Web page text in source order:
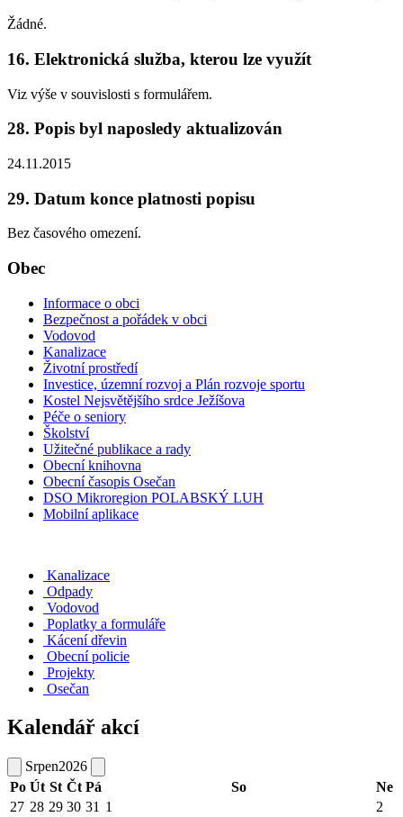
Žádné.
16. Elektronická služba, kterou lze využít
Viz výše v souvislosti s formulářem.
28. Popis byl naposledy aktualizován
24.11.2015
29. Datum konce platnosti popisu
Bez časového omezení.
Obec
Informace o obci
Bezpečnost a pořádek v obci
Vodovod
Kanalizace
Životní prostředí
Investice, územní rozvoj a Plán rozvoje sportu
Kostel Nejsvětějšího srdce Ježíšova
Péče o seniory
Školství
Užitečné publikace a rady
Obecní knihovna
Obecní časopis Osečan
DSO Mikroregion POLABSKÝ LUH
Mobilní aplikace
Kanalizace
Odpady
Vodovod
Poplatky a formuláře
Kácení dřevin
Obecní policie
Projekty
Osečan
Kalendář akcí
Srpen2026
Po Út St Čt Pá So
Ne
27 28 29 30 31 1 2